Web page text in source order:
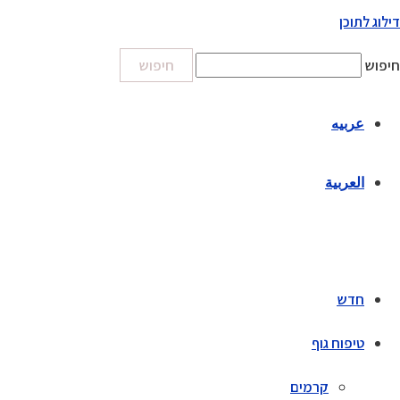
דילוג לתוכן
חיפוש חיפוש
عربيه
العربية
חדש
טיפוח גוף
קרמים